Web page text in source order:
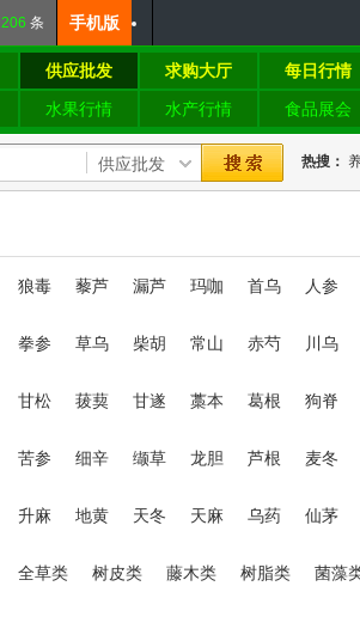
206 条 手机版
供应批发 求购大厅 每日行情
水果行情 水产行情 食品展会
热搜：
狼毒 藜芦 漏芦 玛咖 首乌 人参
拳参 草乌 柴胡 常山 赤芍 川乌
甘松 菝葜 甘遂 藁本 葛根 狗脊
苦参 细辛 缬草 龙胆 芦根 麦冬
升麻 地黄 天冬 天麻 乌药 仙茅
全草类 树皮类 藤木类 树脂类 菌藻